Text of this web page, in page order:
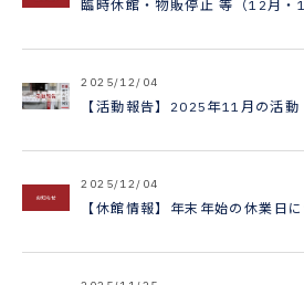
臨時休館・物販停止 等（12月・1
2025/12/04
【活動報告】2025年11月の活動
2025/12/04
【休館情報】年末年始の休業日